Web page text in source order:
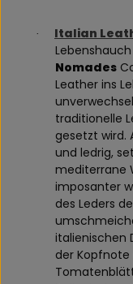
· Italian
Nomades
Leather ins
traditionelle
gesetzt wird.
und ledrig,
mediterrane
imposanter
des Leders
italienischen
der